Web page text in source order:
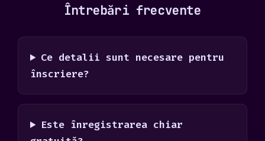
Întrebări frecvente
Ce detalii sunt necesare pentru
înscriere?
Este înregistrarea chiar